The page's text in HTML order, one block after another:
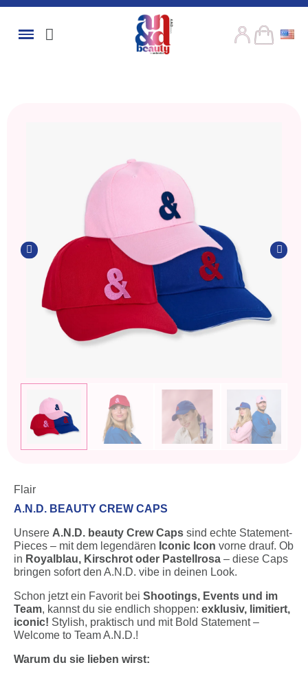
Flair
A.N.D. BEAUTY CREW CAPS
Unsere A.N.D. beauty Crew Caps sind echte Statement-
Pieces – mit dem legendären Iconic Icon vorne drauf. Ob
in Royalblau, Kirschrot oder Pastellrosa – diese Caps
bringen sofort den A.N.D. vibe in deinen Look.
Schon jetzt ein Favorit bei Shootings, Events und im
Team, kannst du sie endlich shoppen: exklusiv, limitiert,
iconic! Stylish, praktisch und mit Bold Statement –
Welcome to Team A.N.D.!
Warum du sie lieben wirst: